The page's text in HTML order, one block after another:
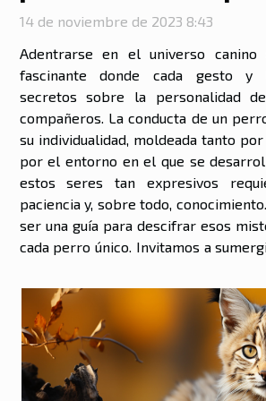
14 de noviembre de 2023 8:43
Adentrarse en el universo canino
fascinante donde cada gesto y
secretos sobre la personalidad
compañeros. La conducta de un
su individualidad, moldeada tanto
por el entorno en el que se
estos seres tan expresivos
paciencia y, sobre todo,
ser una guía para descifrar esos
cada perro único. Invitamos a
de estos animales que...